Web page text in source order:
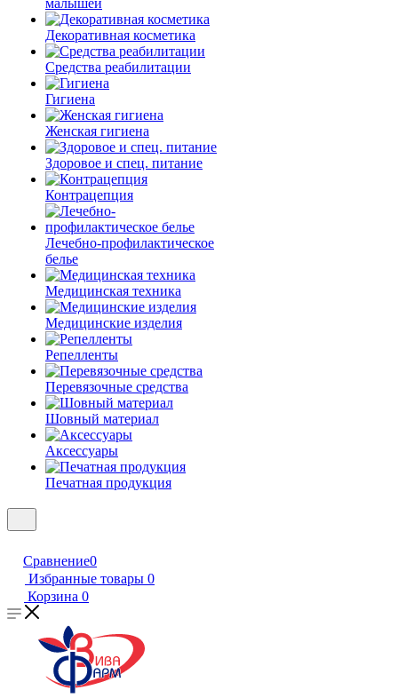
малышей
Декоративная косметика
Средства реабилитации
Гигиена
Женская гигиена
Здоровое и спец. питание
Контрацепция
Лечебно-профилактическое
белье
Медицинская техника
Медицинские изделия
Репелленты
Перевязочные средства
Шовный материал
Аксессуары
Печатная продукция
Сравнение0
Избранные товары 0
Корзина 0